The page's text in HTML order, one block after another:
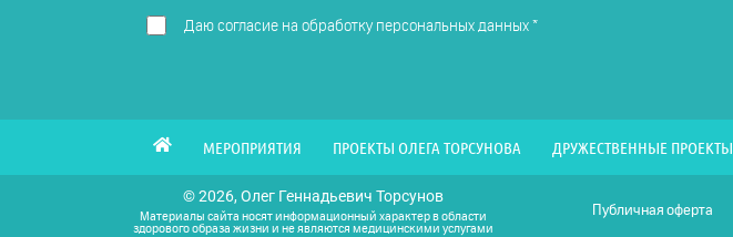
Даю согласие на обработку персональных данных*
МЕРОПРИЯТИЯ ПРОЕКТЫ ОЛЕГА ТОРСУНОВА ДРУЖЕСТВЕННЫЕ ПРОЕКТЫ
© 2026, Олег Геннадьевич Торсунов
Материалы сайта носят информационный характер в области
здорового образа жизни и не являются медицинскими услугами
Публичная оферта